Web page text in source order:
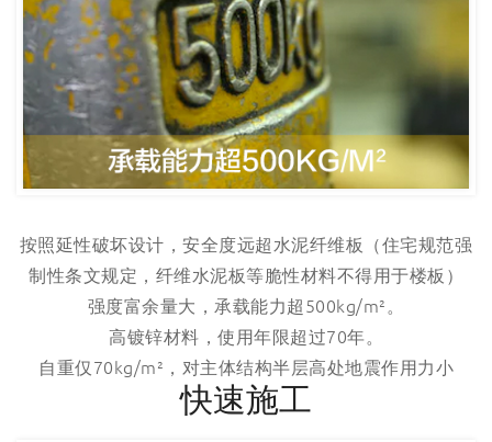
按照延性破坏设计，安全度远超水泥纤维板（住宅规范强
制性条文规定，纤维水泥板等脆性材料不得用于楼板）
强度富余量大，承载能力超500kg/m²。
高镀锌材料，使用年限超过70年。
自重仅70kg/m²，对主体结构半层高处地震作用力小
快速施工